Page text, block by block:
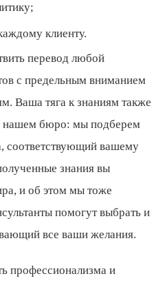
клиенту.
перевод любой
с предельным вниманием
Ваша тяга к знаниям также
нашем бюро: мы подберем
соответствующий вашему
знания вы
и об этом мы тоже
помогут выбрать и
все ваши желания.
профессионализма и